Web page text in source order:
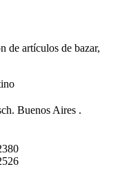
de artículos de bazar,
Buenos Aires .